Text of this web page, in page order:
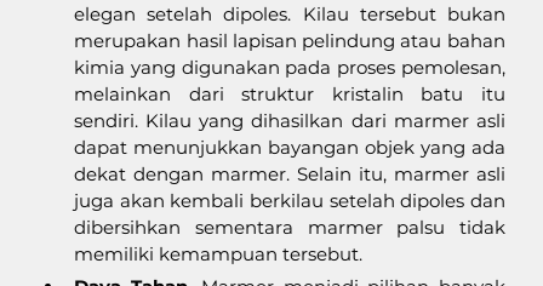
elegan setelah dipoles. Kilau tersebut bukan
merupakan hasil lapisan pelindung atau bahan
kimia yang digunakan pada proses pemolesan,
melainkan dari struktur kristalin batu itu
sendiri. Kilau yang dihasilkan dari marmer asli
dapat menunjukkan bayangan objek yang ada
dekat dengan marmer. Selain itu, marmer asli
juga akan kembali berkilau setelah dipoles dan
dibersihkan sementara marmer palsu tidak
memiliki kemampuan tersebut.